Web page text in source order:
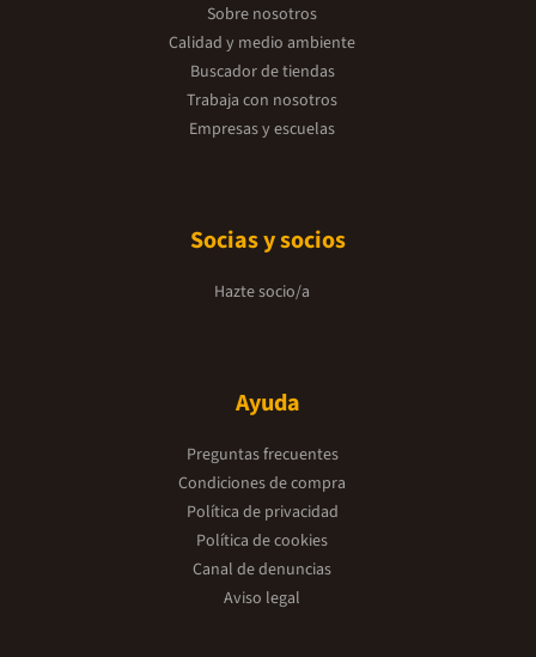
Sobre nosotros
Calidad y medio ambiente
Buscador de tiendas
Trabaja con nosotros
Empresas y escuelas
Socias y socios
Hazte socio/a
Ayuda
Preguntas frecuentes
Condiciones de compra
Política de privacidad
Política de cookies
Canal de denuncias
Aviso legal